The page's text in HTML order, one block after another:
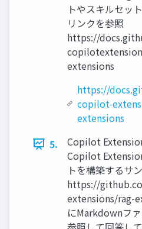
トやスキルセッ
リンクを参照
https://
extensions
https://
copilot-
extensions
5.
Copilot
Copilot
トを構築するサ
https://
extensions/rag-
にMarkdownフ